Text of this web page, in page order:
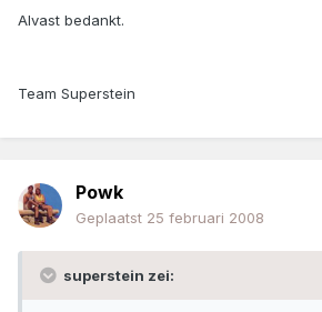
Alvast bedankt.
Team Superstein
Powk
Geplaatst 25 februari 2008
superstein zei: